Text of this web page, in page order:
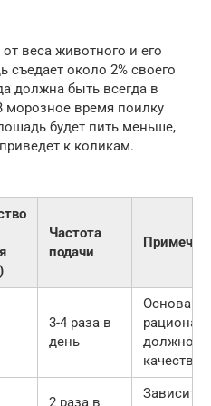
веса животного и его
съедает около 2% своего
должна быть всегда в
морозное время поилку
будет пить меньше,
к коликам.
Частота
подачи
3-4 раза в
день
Основа
рациона,
должно
2 раза в
Зависит